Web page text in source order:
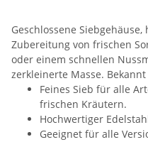
Geschlossene
Zubereitung von frischen
oder einem schnellen
zerkleinerte Masse.
Feines Sieb für alle
frischen Kräutern.
Hochwertiger
Geeignet für alle